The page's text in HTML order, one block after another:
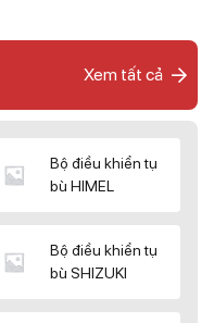
Xem tất cả
Bộ điều khiển tụ
bù HIMEL
Bộ điều khiển tụ
bù SHIZUKI